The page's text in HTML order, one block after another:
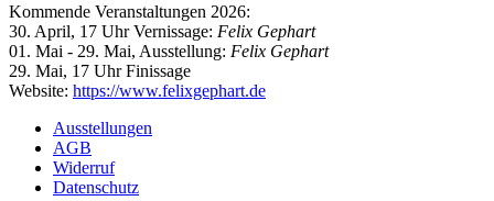
Kommende Veranstaltungen 2026:
30. April, 17 Uhr Vernissage: Felix Gephart
01. Mai - 29. Mai, Ausstellung: Felix Gephart
29. Mai, 17 Uhr Finissage
Website: https://www.felixgephart.de
Ausstellungen
AGB
Widerruf
Datenschutz